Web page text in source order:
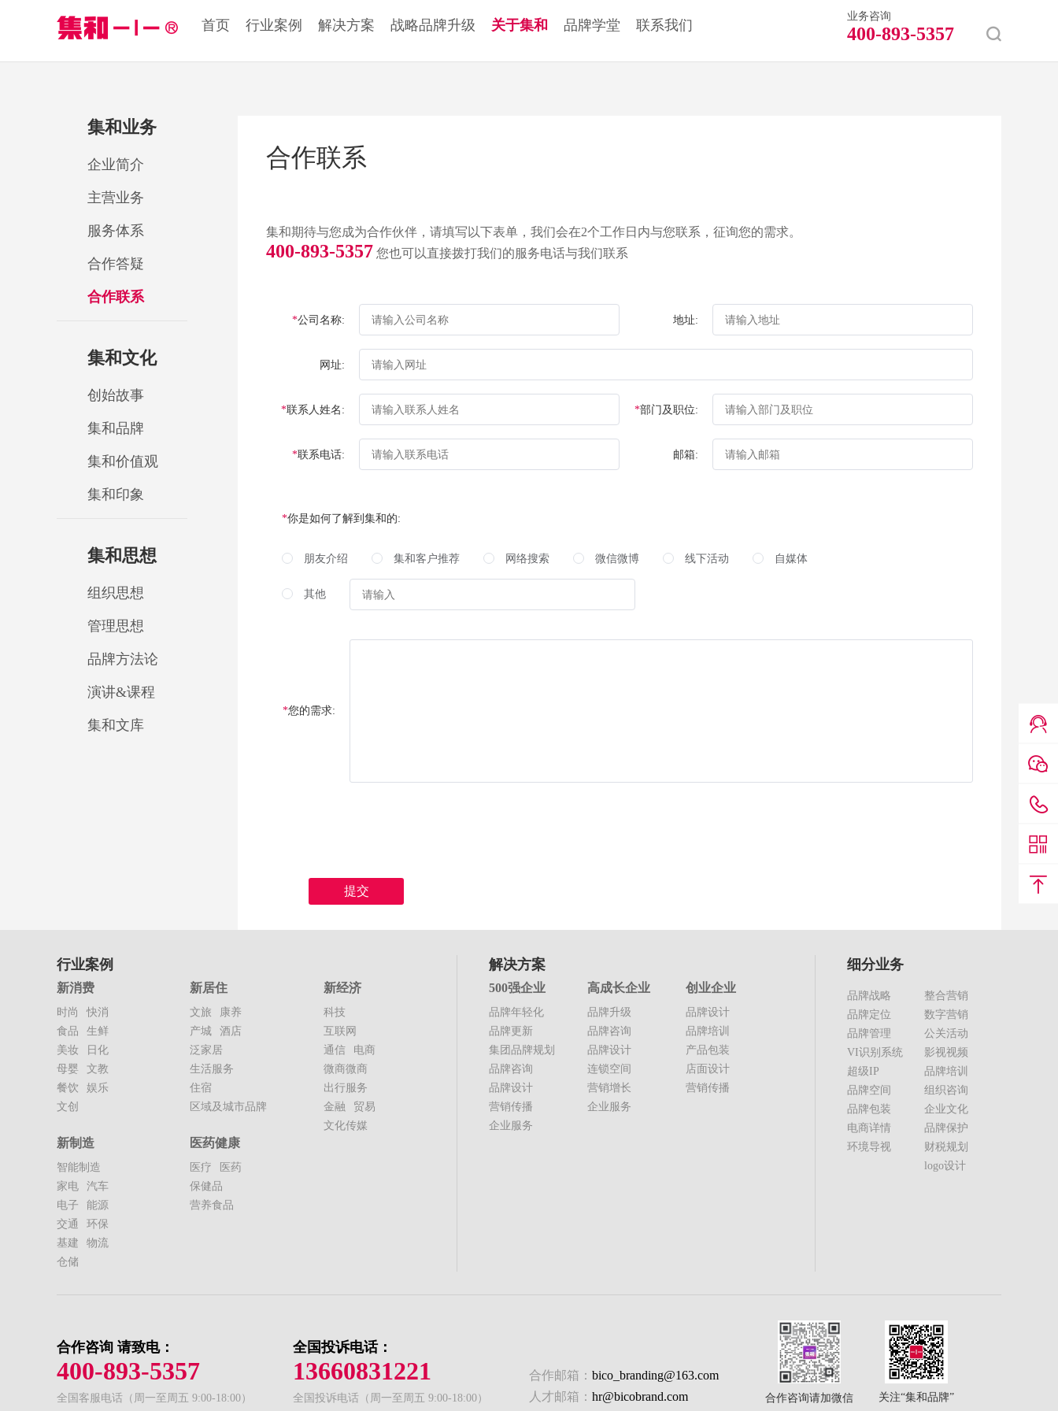
首页 行业案例 解决方案 战略品牌升级 关于集和 品牌学堂 联系我们
业务咨询
400-893-5357
集和业务
企业简介
主营业务
服务体系
合作答疑
合作联系
集和文化
创始故事
集和品牌
集和价值观
集和印象
集和思想
组织思想
管理思想
品牌方法论
演讲&课程
集和文库
合作联系
集和期待与您成为合作伙伴，请填写以下表单，我们会在2个工作日内与您联系，征询您的需求。
400-893-5357 您也可以直接拨打我们的服务电话与我们联系
公司名称: 地址:
网址:
联系人姓名: 部门及职位:
联系电话: 邮箱:
你是如何了解到集和的:
朋友介绍 集和客户推荐 网络搜索 微信微博 线下活动 自媒体
其他
您的需求:
提交
行业案例
新消费
时尚
快消
食品
生鲜
美妆
日化
母婴
文教
餐饮
娱乐
文创
新居住
文旅
康养
产城
酒店
泛家居
生活服务
住宿
区域及城市品牌
新经济
科技
互联网
通信
电商
微商微商
出行服务
金融
贸易
文化传媒
新制造
智能制造
家电
汽车
电子
能源
交通
环保
基建
物流
仓储
医药健康
医疗
医药
保健品
营养食品
解决方案
500强企业
品牌年轻化
品牌更新
集团品牌规划
品牌咨询
品牌设计
营销传播
企业服务
高成长企业
品牌升级
品牌咨询
品牌设计
连锁空间
营销增长
企业服务
创业企业
品牌设计
品牌培训
产品包装
店面设计
营销传播
细分业务
品牌战略
品牌定位
品牌管理
VI识别系统
超级IP
品牌空间
品牌包装
电商详情
环境导视
整合营销
数字营销
公关活动
影视视频
品牌培训
组织咨询
企业文化
品牌保护
财税规划
logo设计
合作咨询 请致电：
400-893-5357
全国客服电话（周一至周五 9:00-18:00）
全国投诉电话：
13660831221
全国投诉电话（周一至周五 9:00-18:00）
合作邮箱： bico_branding@163.com
人才邮箱： hr@bicobrand.com 合作咨询请加微信 关注“集和品牌”